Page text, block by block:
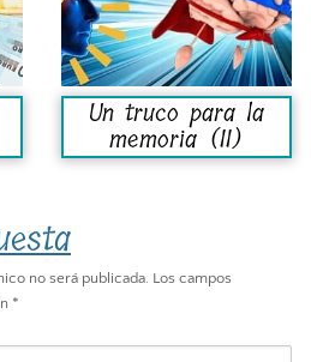
Un truco para la
memoria (II)
no será publicada. Los campos
*